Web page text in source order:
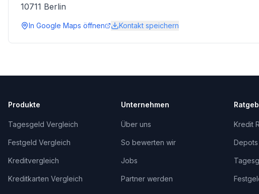
10711 Berlin
In Google Maps öffnen Kontakt speichern
Produkte
Tagesgeld Vergleich
Festgeld Vergleich
Kreditvergleich
Kreditkarten Vergleich
Unternehmen
Über uns
So bewerten wir
Jobs
Partner werden
Kredit